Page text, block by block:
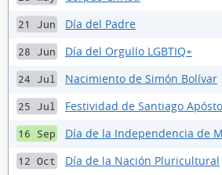
21 Jun Día del Padre
28 Jun Día del Orgullo LGBTIQ+
24 Jul Nacimiento de Simón Bolívar
25 Jul Festividad de Santiago
16 Sep Día de la Independencia de
12 Oct Día de la Nación Pluricultural